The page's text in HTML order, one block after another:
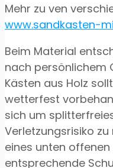
Mehr zu ven
www.sandkasten-
Beim Material
nach persönlichem
Kästen aus Holz
wetterfest
sich um
Verletzungsrisiko
eines unten
entsprechende